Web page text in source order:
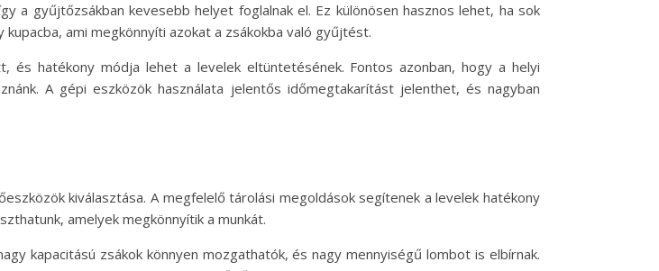
a gyűjtőzsákban kevesebb helyet foglalnak el. Ez különösen hasznos lehet, ha sok
ami megkönnyíti azokat a zsákokba való gyűjtést.
hatékony módja lehet a levelek eltüntetésének. Fontos azonban, hogy a helyi
A gépi eszközök használata jelentős időmegtakarítást jelenthet, és nagyban
kiválasztása. A megfelelő tárolási megoldások segítenek a levelek hatékony
amelyek megkönnyítik a munkát.
kapacitású zsákok könnyen mozgathatók, és nagy mennyiségű lombot is elbírnak.